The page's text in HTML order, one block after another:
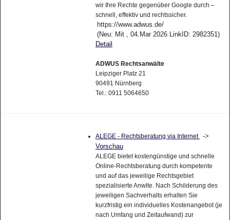
wir Ihre Rechte gegenüber Google durch –
schnell, effektiv und rechtssicher.
https://www.adwus.de/
(Neu: Mit , 04.Mar 2026 LinkID: 2982351)
Detail
ADWUS Rechtsanwälte
Leipziger Platz 21
90491 Nürnberg
Tel.: 0911 5064650
ALEGE - Rechtsberatung via Internet ->
Vorschau
ALEGE bietet kostengünstige und schnelle
Online-Rechtsberatung durch kompetente
und auf das jeweilige Rechtsgebiet
spezialisierte Anwlte. Nach Schilderung des
jeweiligen Sachverhalts erhalten Sie
kurzfristig ein individuelles Kostenangebot (je
nach Umfang und Zeitaufwand) zur